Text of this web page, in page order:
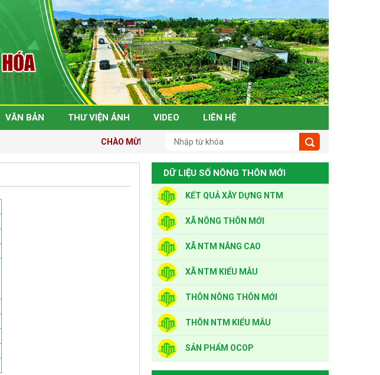
VĂN BẢN THƯ VIỆN ẢNH VIDEO LIÊN HỆ
CHÀO MỪNG ĐẾN VỚI TRANG THÔNG TIN NÔNG THÔN MỚI TỈNH THANH
DỮ LIỆU SỐ NÔNG THÔN MỚI
KẾT QUẢ XÂY DỰNG NTM
XÃ NÔNG THÔN MỚI
XÃ NTM NÂNG CAO
XÃ NTM KIỂU MẪU
THÔN NÔNG THÔN MỚI
THÔN NTM KIỂU MẪU
SẢN PHẨM OCOP